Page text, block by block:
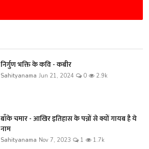
निर्गुण भक्ति के कवि - कबीर
Sahityanama Jun 21, 2024 0 2.9k
बाँके चमार - आखिर इतिहास के पन्नों से क्यों गायब है ये
नाम
Sahityanama Nov 7, 2023 1 1.7k